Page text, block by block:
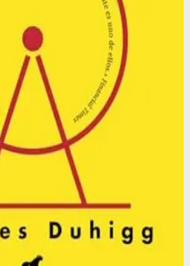
entender por qué hacen
sus comportamientos
su salud, productividad y
hábito sigue un bucle: señal,
al identificar este ciclo, podemos
en nuestra vida.
Habitos Positivos